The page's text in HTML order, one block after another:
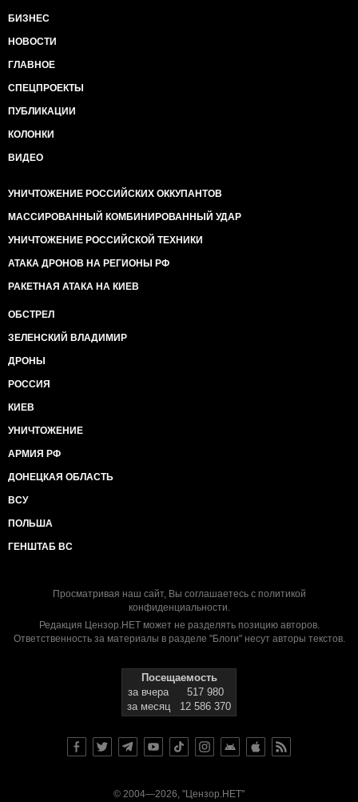
БИЗНЕС
НОВОСТИ
ГЛАВНОЕ
СПЕЦПРОЕКТЫ
ПУБЛИКАЦИИ
КОЛОНКИ
ВИДЕО
УНИЧТОЖЕНИЕ РОССИЙСКИХ ОККУПАНТОВ
МАССИРОВАННЫЙ КОМБИНИРОВАННЫЙ УДАР
УНИЧТОЖЕНИЕ РОССИЙСКОЙ ТЕХНИКИ
АТАКА ДРОНОВ НА РЕГИОНЫ РФ
РАКЕТНАЯ АТАКА НА КИЕВ
ОБСТРЕЛ
ЗЕЛЕНСКИЙ ВЛАДИМИР
ДРОНЫ
РОССИЯ
КИЕВ
УНИЧТОЖЕНИЕ
АРМИЯ РФ
ДОНЕЦКАЯ ОБЛАСТЬ
ВСУ
ПОЛЬША
ГЕНШТАБ ВС
Просматривая наш сайт, Вы соглашаетесь с политикой
конфиденциальности.
Редакция Цензор.НЕТ может не разделять позицию авторов.
Ответственность за материалы в разделе "Блоги" несут авторы текстов.
Посещаемость
за вчера
517 980
за месяц
12 586 370
© 2004—2026, "Цензор.НЕТ"